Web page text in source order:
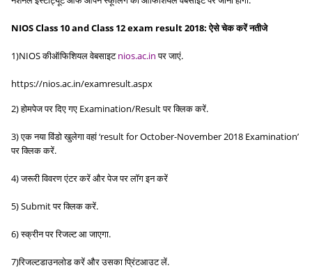
NIOS Class 10 and Class 12 exam result 2018:ऐसे चेक करें नतीजे
1)NIOS कीऑफिशियल वेबसाइटnios.ac.inपर जाएं.
https://nios.ac.in/examresult.aspx
2) होमपेज पर दिए गए Examination/Result पर क्लिक करें.
3) एक नया विंडो खुलेगा वहां ‘result for October-November 2018 Examination’
पर क्लिक करें.
4) जरूरी विवरण एंटर करें और पेज पर लॉग इन करें
5) Submit पर क्लिक करें.
6) स्क्रीन पर रिजल्ट आ जाएगा.
7)रिजल्टडाउनलोड करें और उसका प्रिंटआउट लें.